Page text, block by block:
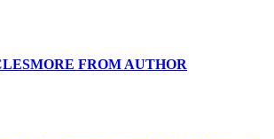
MORE FROM AUTHOR